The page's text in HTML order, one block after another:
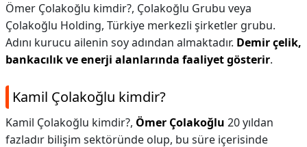
Ömer Çolakoğlu kimdir?, Çolakoğlu Grubu veya
Çolakoğlu Holding, Türkiye merkezli şirketler grubu.
Adını kurucu ailenin soy adından almaktadır. Demir çelik,
bankacılık ve enerji alanlarında faaliyet gösterir.
Kamil Çolakoğlu kimdir?
Kamil Çolakoğlu kimdir?, Ömer Çolakoğlu 20 yıldan
fazladır bilişim sektöründe olup, bu süre içerisinde